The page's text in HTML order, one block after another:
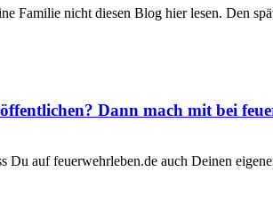
Familie nicht diesen Blog hier lesen. Den
Dann mach mit bei
auf feuerwehrleben.de auch Deinen